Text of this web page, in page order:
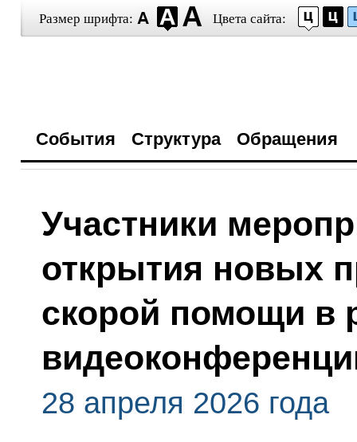
Размер шрифта: Цвета сайта:
События Структура Обращения
Участники
открытия новых
скорой помощи в
28 апреля 2026 года